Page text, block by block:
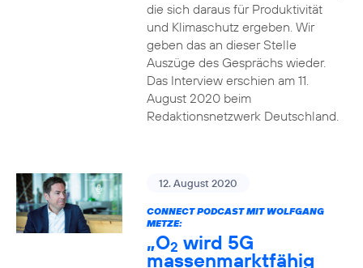
die sich daraus für Produktivität
und Klimaschutz ergeben. Wir
geben das an dieser Stelle
Auszüge des Gesprächs wieder.
Das Interview erschien am 11.
August 2020 beim
Redaktionsnetzwerk Deutschland.
12. August 2020
CONNECT PODCAST MIT WOLFGANG
METZE:
„O2 wird 5G
massenmarktfähig